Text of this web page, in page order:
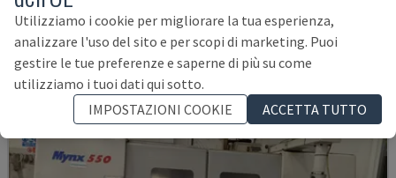
145.000 €
Utilizziamo i cookie per migliorare la tua esperienza,
analizzare l'uso del sito e per scopi di marketing. Puoi
gestire le tue preferenze e saperne di più su come
utilizziamo i tuoi dati qui sotto.
IMPOSTAZIONI COOKIE
ACCETTA TUTTO